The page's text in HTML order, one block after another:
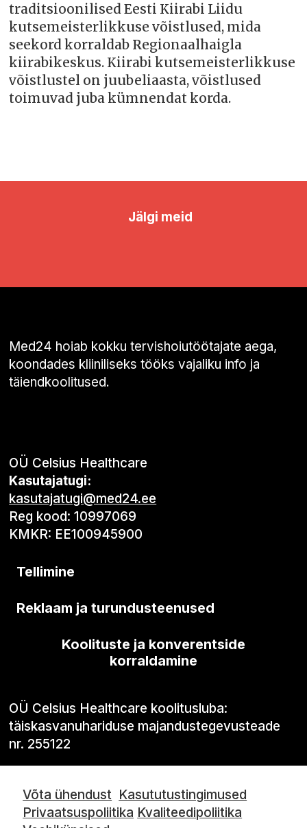
traditsioonilised Eesti Kiirabi Liidu
kutsemeisterlikkuse võistlused, mida
seekord korraldab Regionaalhaigla
kiirabikeskus. Kiirabi kutsemeisterlikkuse
võistlustel on juubeliaasta, võistlused
toimuvad juba kümnendat korda.
Jälgi meid
Med24 hoiab kokku tervishoiutöötajate aega,
koondades kliiniliseks tööks vajaliku info ja
täiendkoolitused.
OÜ Celsius Healthcare
Kasutajatugi:
kasutajatugi@med24.ee
Reg kood: 10997069
KMKR: EE100945900
Tellimine
Reklaam ja turundusteenused
Koolituste ja konverentside
korraldamine
OÜ Celsius Healthcare koolitusluba:
täiskasvanuhariduse majandustegevusteade
nr. 255122
Võta ühendust Kasututustingimused
Privaatsuspoliitika Kvaliteedipoliitika